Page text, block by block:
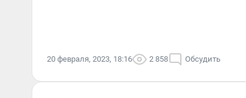
20 февраля, 2023, 18:16 2 858 Обсудить